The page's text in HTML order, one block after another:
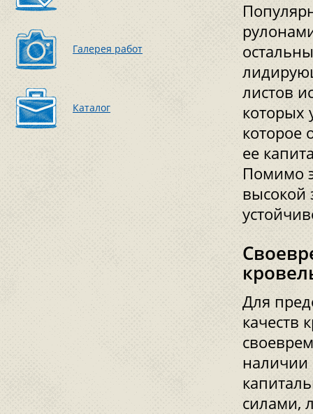
Галерея работ
Каталог
листов
которых
которое
ее
Помимо
высокой
Для
качеств
наличии
силами,